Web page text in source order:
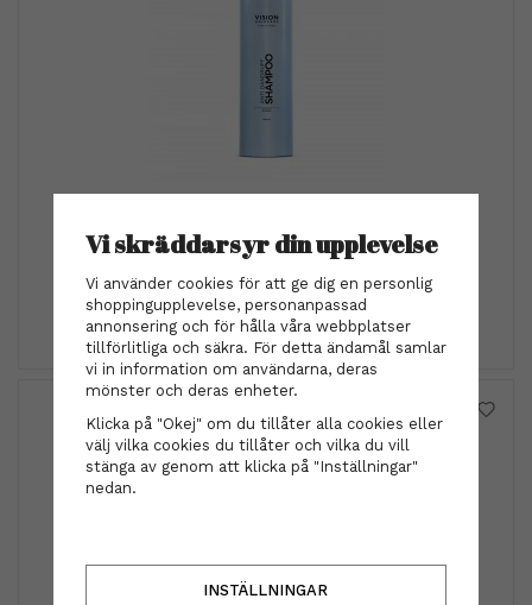
Vision haircare
469 kr
INFO
Vi skräddarsyr din upplevelse
Vi använder cookies för att ge dig en personlig
shoppingupplevelse, personanpassad
annonsering och för hålla våra webbplatser
tillförlitliga och säkra. För detta ändamål samlar
vi in information om användarna, deras
mönster och deras enheter.
Klicka på "Okej" om du tillåter alla cookies eller
välj vilka cookies du tillåter och vilka du vill
stänga av genom att klicka på "Inställningar"
nedan.
INSTÄLLNINGAR